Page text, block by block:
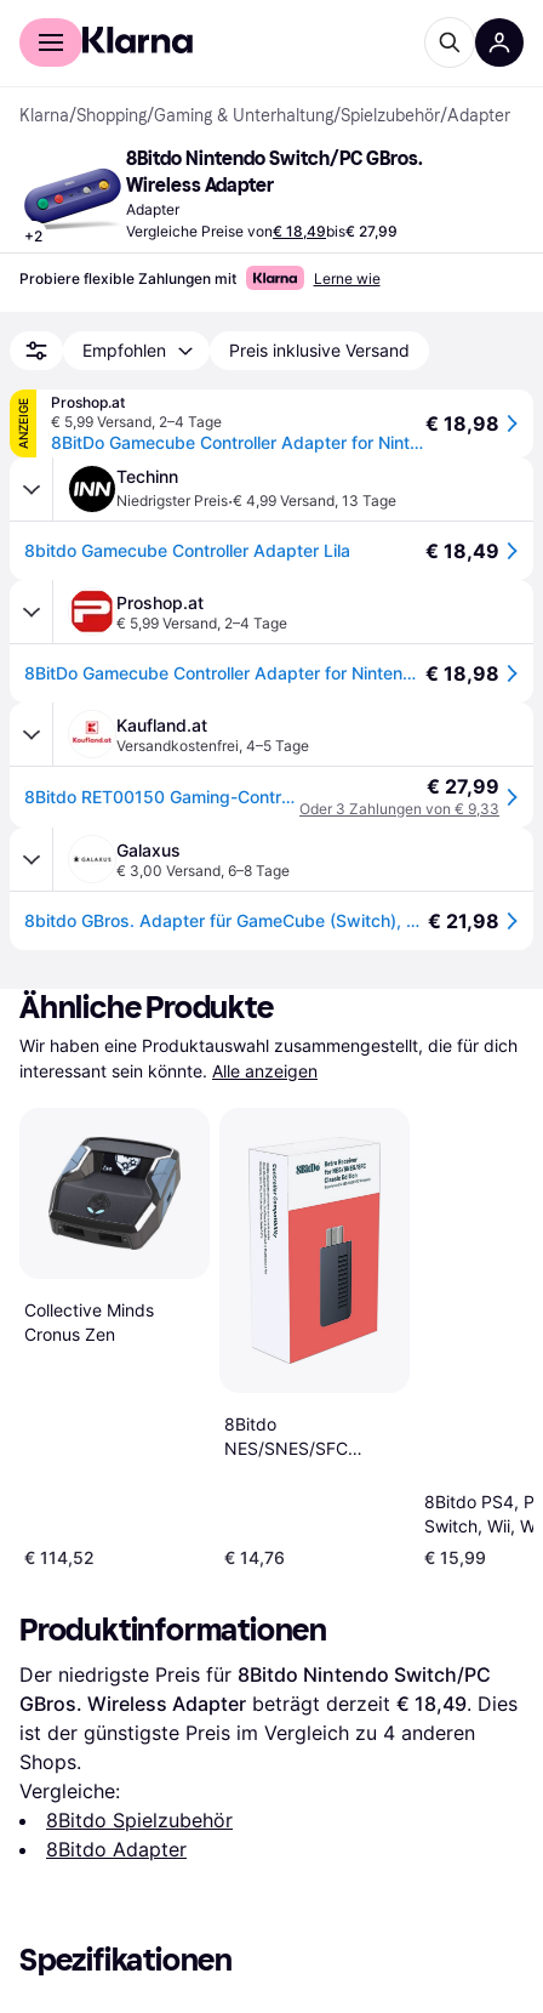
Für Shopper
Klarna/Shopping/Gaming & Unterhaltung/Spielzubehör/Adapter
+2
8Bitdo Nintendo Switch/PC GBros.
Wireless Adapter
Adapter
Vergleiche Preise von€ 18,49bis€ 27,99
Probiere flexible Zahlungen mit Lerne wie
Empfohlen Preis inklusive Versand
ANZEIGE
Proshop.at
€ 5,99 Versand, 2–4 Tage
8BitDo Gamecube Controller Adapter for Nintendo Switch
€ 18,98
Techinn
Niedrigster Preis·€ 4,99 Versand, 13 Tage
8bitdo Gamecube Controller Adapter Lila € 18,49
Proshop.at
€ 5,99 Versand, 2–4 Tage
8BitDo Gamecube Controller Adapter for Nintendo Switch € 18,98
Kaufland.at
Versandkostenfrei, 4–5 Tage
8Bitdo RET00150 Gaming-Controller-Zubehör Adapter (RET00150) € 27,99
Oder 3 Zahlungen von € 9,33
Galaxus
€ 3,00 Versand, 6–8 Tage
8bitdo GBros. Adapter für GameCube (Switch), Gaming Controller, Violett € 21,98
Ähnliche Produkte
Wir haben eine Produktauswahl zusammengestellt, die für dich
interessant sein könnte. Alle anzeigen
Collective Minds
Cronus Zen
€ 114,52
8Bitdo
NES/SNES/SFC
€ 14,76
8Bitdo PS4,
Switch, Wii,
Wireless
USB Adapter
€ 15,99
Produktinformationen
Der niedrigste Preis für 8Bitdo Nintendo Switch/PC
GBros. Wireless Adapter beträgt derzeit € 18,49. Dies
ist der günstigste Preis im Vergleich zu 4 anderen
Shops.
Vergleiche:
8Bitdo Spielzubehör
8Bitdo Adapter
Spezifikationen